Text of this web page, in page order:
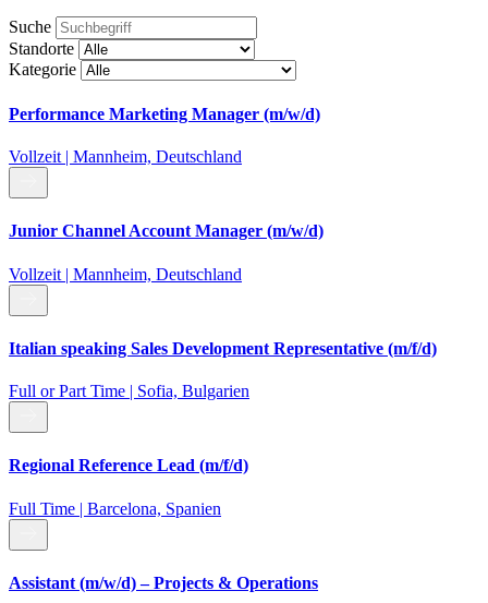
Suche
Standorte
Kategorie
Performance Marketing Manager (m/w/d)
Vollzeit | Mannheim, Deutschland
Junior Channel Account Manager (m/w/d)
Vollzeit | Mannheim, Deutschland
Italian speaking Sales Development Representative (m/f/d)
Full or Part Time | Sofia, Bulgarien
Regional Reference Lead (m/f/d)
Full Time | Barcelona, Spanien
Assistant (m/w/d) – Projects & Operations